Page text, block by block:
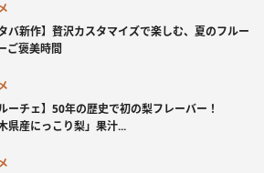
タバ新作】贅沢カスタマイズで楽しむ、夏のフルー
ご褒美時間
ルーチェ】50年の歴史で初の梨フレーバー！
県産にっこり梨」果汁...